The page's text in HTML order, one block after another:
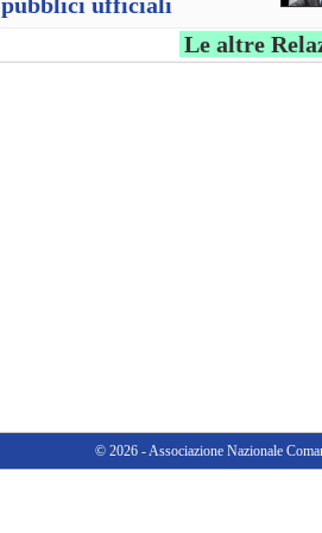
Le altre
© 2026 - Associazione Nazionale